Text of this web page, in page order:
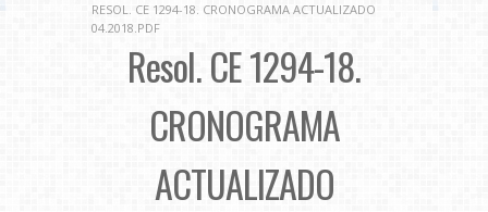
RESOL. CE 1294-18. CRONOGRAMA ACTUALIZADO
04.2018.PDF
Resol. CE 1294-18.
CRONOGRAMA
ACTUALIZADO